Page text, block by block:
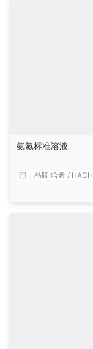
氨氮标准溶液
品牌:哈希 / HACH